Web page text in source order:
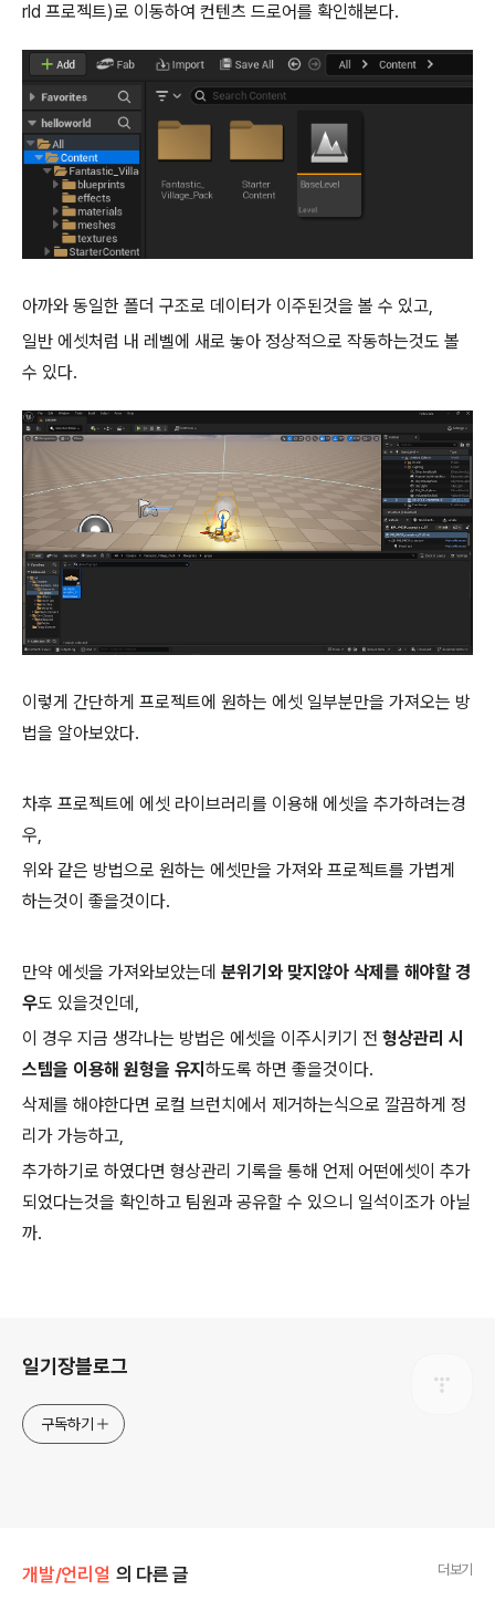
rld 프로젝트)로 이동하여 컨텐츠 드로어를 확인해본다.
아까와 동일한 폴더 구조로 데이터가 이주된것을 볼 수 있고,
일반 에셋처럼 내 레벨에 새로 놓아 정상적으로 작동하는것도 볼
수 있다.
이렇게 간단하게 프로젝트에 원하는 에셋 일부분만을 가져오는 방
법을 알아보았다.
차후 프로젝트에 에셋 라이브러리를 이용해 에셋을 추가하려는경
우,
위와 같은 방법으로 원하는 에셋만을 가져와 프로젝트를 가볍게
하는것이 좋을것이다.
만약 에셋을 가져와보았는데 분위기와 맞지않아 삭제를 해야할 경
우도 있을것인데,
이 경우 지금 생각나는 방법은 에셋을 이주시키기 전 형상관리 시
스템을 이용해 원형을 유지 하도록 하면 좋을것이다.
삭제를 해야한다면 로컬 브런치에서 제거하는식으로 깔끔하게 정
리가 가능하고,
추가하기로 하였다면 형상관리 기록을 통해 언제 어떤에셋이 추가
되었다는것을 확인하고 팀원과 공유할 수 있으니 일석이조가 아닐
까.
일기장블로그
구독하기
개발/언리얼 의 다른 글 더보기